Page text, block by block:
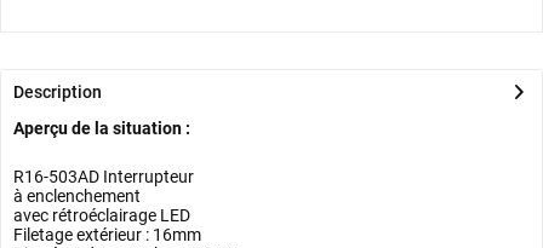
Description
Aperçu de la situation :
R16-503AD Interrupteur
à enclenchement
avec rétroéclairage LED
Filetage extérieur : 16mm